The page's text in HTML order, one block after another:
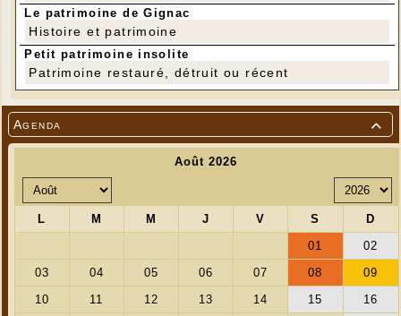

Agenda
Le patrimoine de Gignac
Histoire et patrimoine
Petit patrimoine insolite
Patrimoine restauré, détruit ou récent